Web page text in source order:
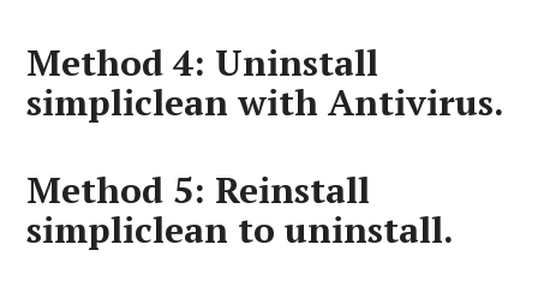
Method 4: Uninstall
simpliclean with Antivirus.
Method 5: Reinstall
simpliclean to uninstall.